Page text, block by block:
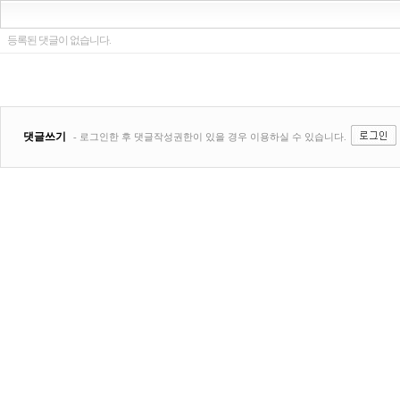
등록된 댓글이 없습니다.
댓글쓰기 - 로그인한 후 댓글작성권한이 있을 경우 이용하실 수 있습니다.